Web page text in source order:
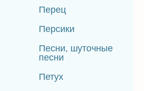
Перец
Персики
Песни, шуточные
песни
Петух